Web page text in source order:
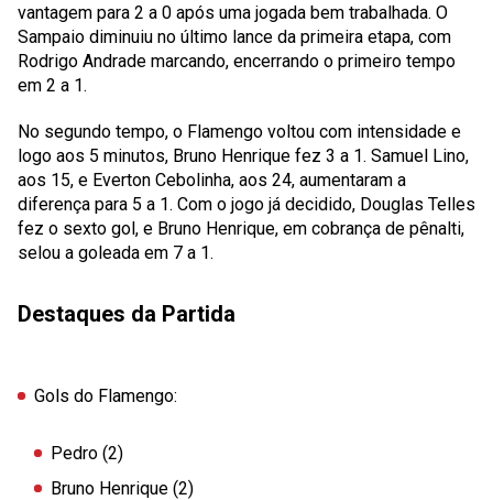
vantagem para 2 a 0 após uma jogada bem trabalhada. O
Sampaio diminuiu no último lance da primeira etapa, com
Rodrigo Andrade marcando, encerrando o primeiro tempo
em 2 a 1.
No segundo tempo, o Flamengo voltou com intensidade e
logo aos 5 minutos, Bruno Henrique fez 3 a 1. Samuel Lino,
aos 15, e Everton Cebolinha, aos 24, aumentaram a
diferença para 5 a 1. Com o jogo já decidido, Douglas Telles
fez o sexto gol, e Bruno Henrique, em cobrança de pênalti,
selou a goleada em 7 a 1.
Destaques da Partida
Gols do Flamengo:
Pedro (2)
Bruno Henrique (2)